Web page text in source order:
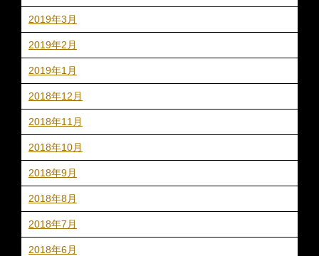
2019年3月
2019年2月
2019年1月
2018年12月
2018年11月
2018年10月
2018年9月
2018年8月
2018年7月
2018年6月